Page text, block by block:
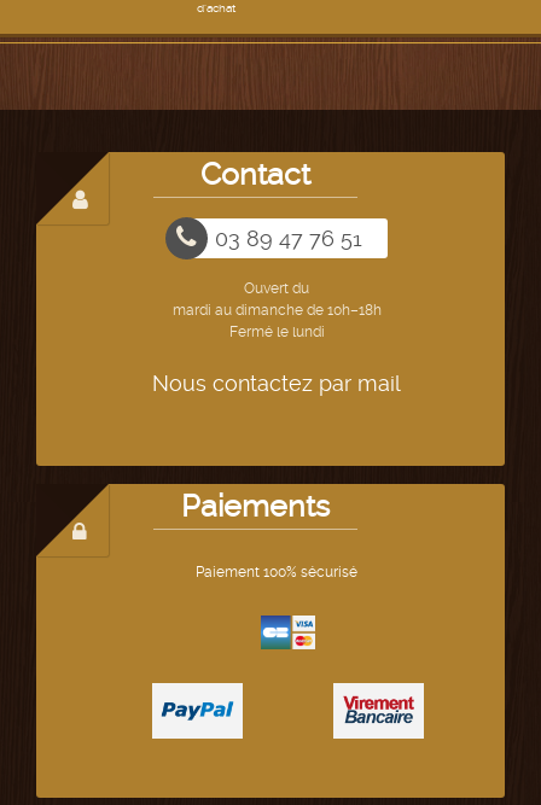
d'achat
Contact
03 89 47 76 51
Ouvert du
mardi au dimanche de 10h–18h
Fermé le lundi
Nous contactez par mail
Paiements
Paiement 100% sécurisé